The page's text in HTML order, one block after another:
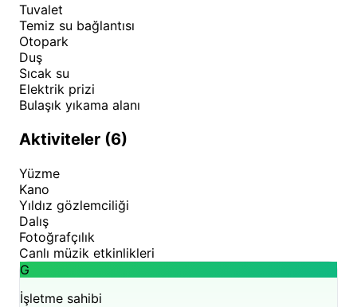
Tuvalet
Temiz su bağlantısı
Otopark
Duş
Sıcak su
Elektrik prizi
Bulaşık yıkama alanı
Aktiviteler (6)
Yüzme
Kano
Yıldız gözlemciliği
Dalış
Fotoğrafçılık
Canlı müzik etkinlikleri
G
İşletme sahibi